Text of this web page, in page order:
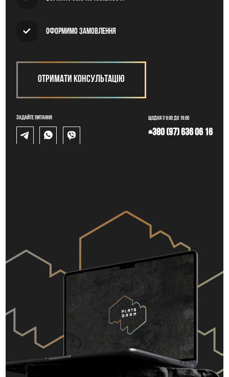
Оформимо замовлення
Отримати консультацію
Задайте питання Щодня з 9:00 до 19:00
+380 (97) 636 06 16